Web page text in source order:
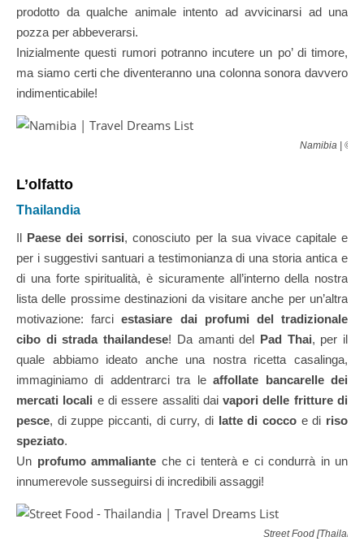
prodotto da qualche animale intento ad avvicinarsi ad una
pozza per abbeverarsi.
Inizialmente questi rumori potranno incutere un po’ di timore,
ma siamo certi che diventeranno una colonna sonora davvero
indimenticabile!
Namibia | ©
L’olfatto
Thailandia
Il Paese dei sorrisi, conosciuto per la sua vivace capitale e
per i suggestivi santuari a testimonianza di una storia antica e
di una forte spiritualità, è sicuramente all’interno della nostra
lista delle prossime destinazioni da visitare anche per un’altra
motivazione: farciestasiare dai profumi del tradizionale
cibo di strada thailandese! Da amanti del Pad Thai, per il
quale abbiamo ideato anche una nostra ricetta casalinga,
immaginiamo di addentrarci tra leaffollate bancarelle dei
mercati locali e di essere assaliti daivapori delle fritture di
pesce, di zuppe piccanti, di curry, di latte di cocco e di riso
speziato.
Un profumo ammaliante che ci tenterà e ci condurrà in un
innumerevole susseguirsi di incredibili assaggi!
Street Food